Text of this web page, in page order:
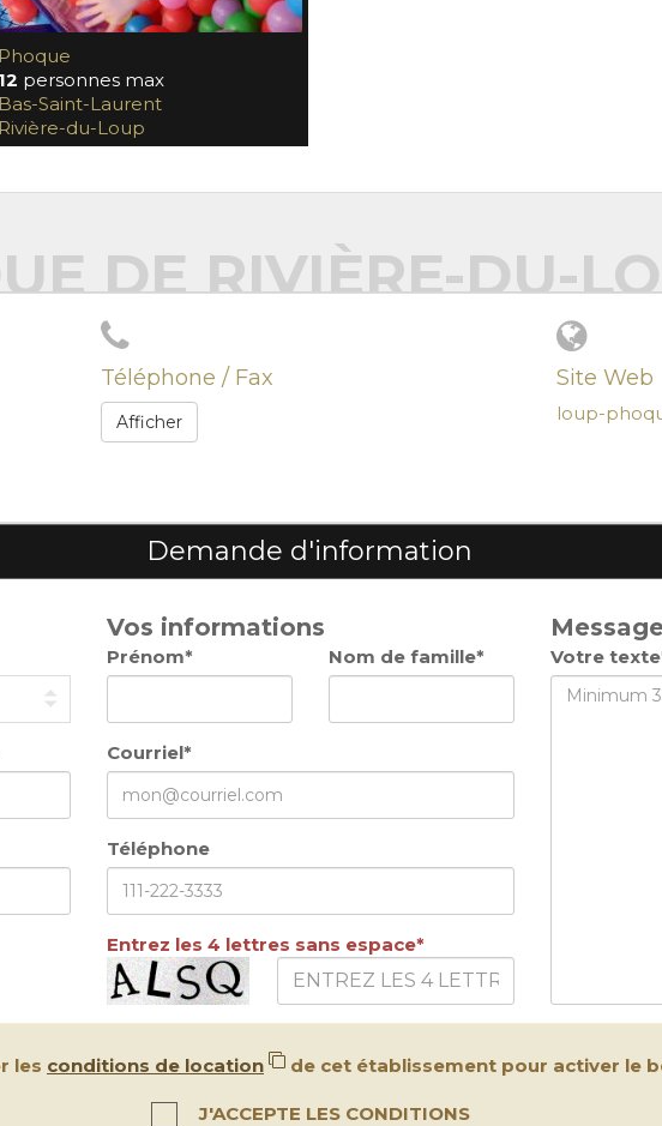
Phoque
12 personnes max
Bas-Saint-Laurent
Rivière-du-Loup
DE RIVIÈRE-DU-
Téléphone / Fax
Afficher
Site Web
loup-
Demande d'information
Vos informations
Prénom* Nom de famille*
Courriel*
Téléphone
Entrez les 4 lettres sans espace*
Message
Votre
les conditions de location de cet établissement pour activer le
J'ACCEPTE LES CONDITIONS